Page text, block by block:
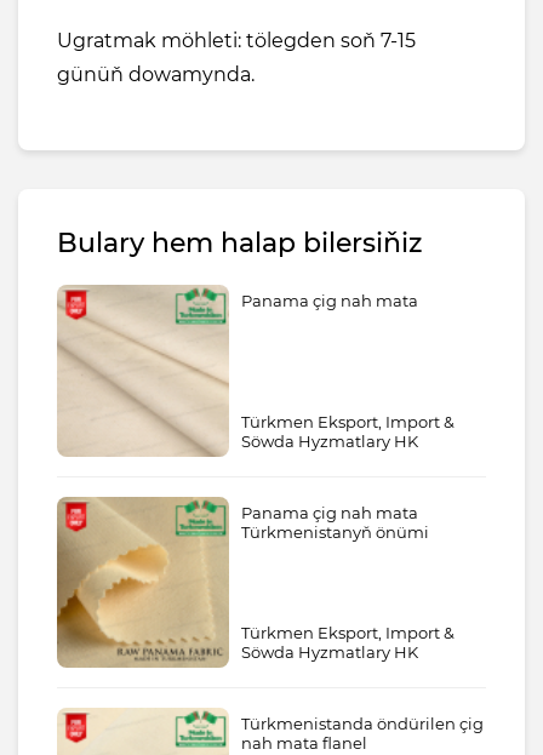
Ugratmak möhleti: tölegden soň 7-15
günüň dowamynda.
Bulary hem halap bilersiňiz
Panama çig nah mata
Türkmen Eksport, Import &
Söwda Hyzmatlary HK
Panama çig nah mata
Türkmenistanyň önümi
Türkmen Eksport, Import &
Söwda Hyzmatlary HK
Türkmenistanda öndürilen çig
nah mata flanel